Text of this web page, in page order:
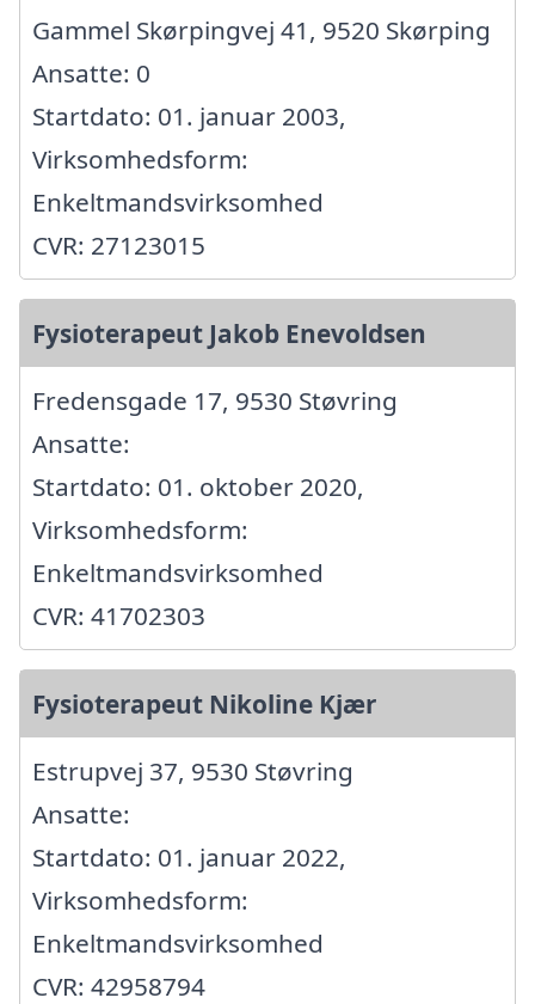
Gammel Skørpingvej 41, 9520 Skørping
Ansatte: 0
Startdato: 01. januar 2003,
Virksomhedsform:
Enkeltmandsvirksomhed
CVR: 27123015
Fysioterapeut Jakob Enevoldsen
Fredensgade 17, 9530 Støvring
Ansatte:
Startdato: 01. oktober 2020,
Virksomhedsform:
Enkeltmandsvirksomhed
CVR: 41702303
Fysioterapeut Nikoline Kjær
Estrupvej 37, 9530 Støvring
Ansatte:
Startdato: 01. januar 2022,
Virksomhedsform:
Enkeltmandsvirksomhed
CVR: 42958794